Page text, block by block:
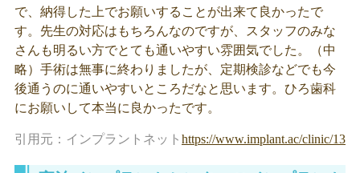
で、納得した上でお願いすることが出来て良かったで
す。先生の対応はもちろんなのですが、スタッフのみな
さんも明るい方でとても通いやすい雰囲気でした。（中
略）手術は無事に終わりましたが、定期検診などでも今
後通うのに通いやすいところだなと思います。ひろ歯科
にお願いして本当に良かったです。
引用元：インプラントネット https://www.implant.ac/clinic/